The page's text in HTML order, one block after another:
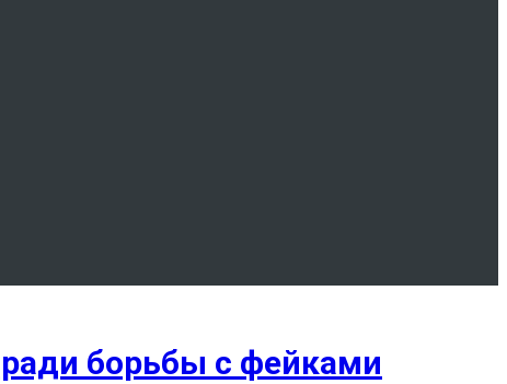
борьбы с фейками